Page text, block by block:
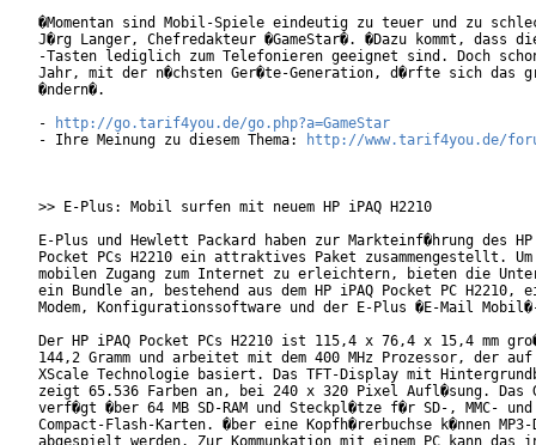
�Momentan sind Mobil-Spiele eindeutig zu teuer und zu
J�rg Langer, Chefredakteur �GameStar�. �Dazu kommt, dass
-Tasten lediglich zum Telefonieren geeignet sind. Doch
Jahr, mit der n�chsten Ger�te-Generation, d�rfte sich das
�ndern�.
-
http://go.tarif4you.de/go.php?a=GameStar
- Ihre Meinung zu diesem Thema:
http://www.tarif4you.de/
>> E-Plus: Mobil surfen mit neuem HP iPAQ H2210
E-Plus und Hewlett Packard haben zur Markteinf�hrung des HP
Pocket PCs H2210 ein attraktives Paket zusammengestellt. Um
mobilen Zugang zum Internet zu erleichtern, bieten die
ein Bundle an, bestehend aus dem HP iPAQ Pocket PC H2210,
Modem, Konfigurationssoftware und der E-Plus �E-Mail
Der HP iPAQ Pocket PCs H2210 ist 115,4 x 76,4 x 15,4 mm
144,2 Gramm und arbeitet mit dem 400 MHz Prozessor, der
XScale Technologie basiert. Das TFT-Display mit
zeigt 65.536 Farben an, bei 240 x 320 Pixel Aufl�sung. Das
verf�gt �ber 64 MB SD-RAM und Steckpl�tze f�r SD-, MMC- und
Compact-Flash-Karten. �ber eine Kopfh�rerbuchse k�nnen MP3-
abgespielt werden. Zur Kommunkation mit einem PC kann